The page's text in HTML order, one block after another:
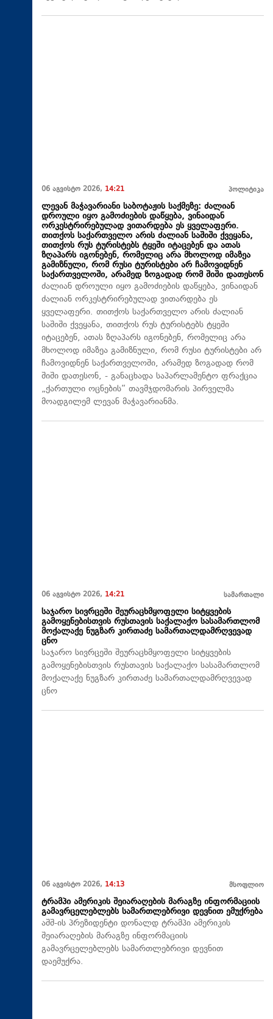
06 აგვისტო 2026, 14:21 პოლიტიკა
ლევან მაჭავარიანი საბოტაჟის საქმეზე: ძალიან
დროული იყო გამოძიების დაწყება, ვინაიდან
ორკესტრირებულად ვითარდება ეს ყველაფერი.
თითქოს საქართველო არის ძალიან საშიში ქვეყანა,
თითქოს რუს ტურისტებს ტყეში იტაცებენ და ათას
ზღაპარს იგონებენ, რომელიც არა მხოლოდ იმაზეა
გამიზნული, რომ რუსი ტურისტები არ ჩამოვიდნენ
საქართველოში, არამედ ზოგადად რომ შიში დათესონ
ძალიან დროული იყო გამოძიების დაწყება, ვინაიდან
ძალიან ორკესტრირებულად ვითარდება ეს
ყველაფერი. თითქოს საქართველო არის ძალიან
საშიში ქვეყანა, თითქოს რუს ტურისტებს ტყეში
იტაცებენ, ათას ზღაპარს იგონებენ, რომელიც არა
მხოლოდ იმაზეა გამიზნული, რომ რუსი ტურისტები არ
ჩამოვიდნენ საქართველოში, არამედ ზოგადად რომ
შიში დათესონ, - განაცხადა საპარლამენტო ფრაქცია
„ქართული ოცნების“ თავმჯდომარის პირველმა
მოადგილემ ლევან მაჭავარიანმა.
06 აგვისტო 2026, 14:21 სამართალი
საჯარო სივრცეში შეურაცხმყოფელი სიტყვების
გამოყენებისთვის რუსთავის საქალაქო სასამართლომ
მოქალაქე ნუგზარ კირთაძე სამართალდამრღვევად
ცნო
საჯარო სივრცეში შეურაცხმყოფელი სიტყვების
გამოყენებისთვის რუსთავის საქალაქო სასამართლომ
მოქალაქე ნუგზარ კირთაძე სამართალდამრღვევად
ცნო
06 აგვისტო 2026, 14:13 მსოფლიო
ტრამპი ამერიკის შეიარაღების მარაგზე ინფორმაციის
გამავრცელებლებს სამართლებრივი დევნით ემუქრება
აშშ-ის პრეზიდენტი დონალდ ტრამპი ამერიკის
შეიარაღების მარაგზე ინფორმაციის
გამავრცელებლებს სამართლებრივი დევნით
დაემუქრა.